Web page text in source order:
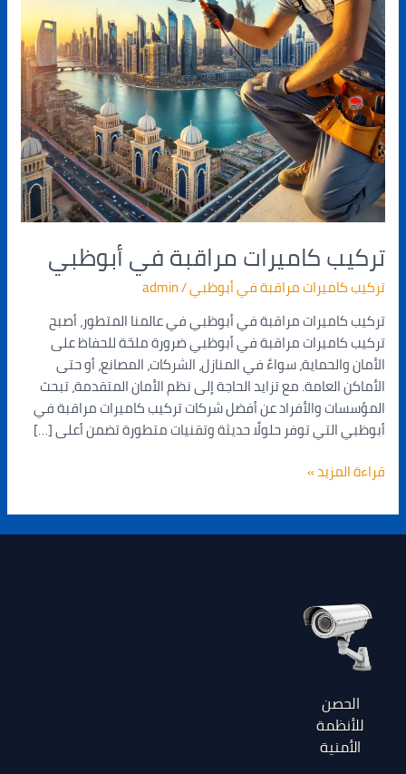
تركيب كاميرات مراقبة في أبوظبي
تركيب كاميرات مراقبة في أبوظبي/
admin
تركيب كاميرات مراقبة في أبوظبي في عالمنا المتطور، أصبح
تركيب كاميرات مراقبة في أبوظبي ضرورة ملحّة للحفاظ على
الأمان والحماية، سواءً في المنازل، الشركات، المصانع، أو حتى
الأماكن العامة. مع تزايد الحاجة إلى نظم الأمان المتقدمة، تبحث
المؤسسات والأفراد عن أفضل شركات تركيب كاميرات مراقبة في
أبوظبي التي توفر حلولًا حديثة وتقنيات متطورة تضمن أعلى […]
قراءة المزيد »
الحصن
للأنظمة
الأمنية